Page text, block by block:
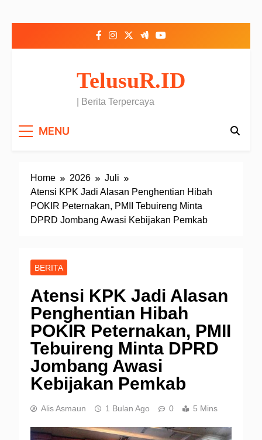
TelusuR.ID
| Berita Terpercaya
MENU
Home 2026
Juli
Atensi KPK Jadi Alasan Penghentian Hibah
POKIR Peternakan, PMII Tebuireng Minta
DPRD Jombang Awasi Kebijakan Pemkab
BERITA
Atensi KPK Jadi Alasan
Penghentian Hibah
POKIR Peternakan, PMII
Tebuireng Minta DPRD
Jombang Awasi
Kebijakan Pemkab
Alis Asmaun 1 Bulan Ago 0 5 Mins